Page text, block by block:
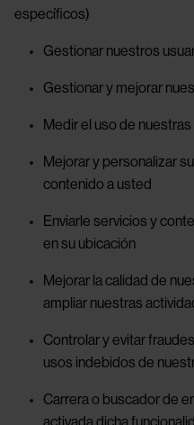
específicos)
Gestionar nuestros
Gestionar y mejorar
Medir el uso de
Mejorar y personalizar
contenido a usted
Enviarle servicios y
en su ubicación
Mejorar la calidad de
ampliar nuestras
Controlar y evitar
usos indebidos de
Carrera o buscador de